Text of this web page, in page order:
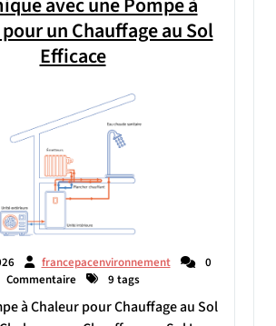
un Chauffage au Sol
Efficace
francepacenvironnement
0
Commentaire
9 tags
à Chaleur pour Chauffage au Sol